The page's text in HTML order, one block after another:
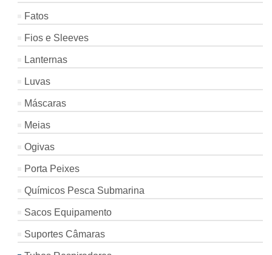
Fatos
Fios e Sleeves
Lanternas
Luvas
Máscaras
Meias
Ogivas
Porta Peixes
Químicos Pesca Submarina
Sacos Equipamento
Suportes Câmaras